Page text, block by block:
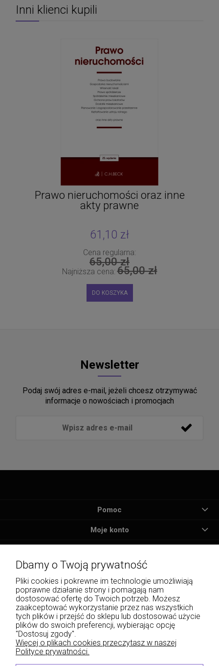
Inni klienci kupili
Prawo nieruchomości oraz inne
akty prawne
61,10 zł
Cena regularna:
65,00 zł
Najniższa cena:65,00 zł
DO KOSZYKA
Newsletter
Podaj swój adres e-mail, jeżeli chcesz otrzymywać
informacje o nowościach i promocjach
Pomoc
Moje konto
Informacje
O nas
Wojciech Naja - Księgarnia Sądowa, Krakowskie Przedmieście 43, 20-076 Lublin | e-
mail: info@lexliber.pl | tel.: +48 513 959 100
Dbamy o Twoją prywatność
Pliki cookies i pokrewne im technologie umożliwiają
poprawne działanie strony i pomagają nam
dostosować ofertę do Twoich potrzeb. Możesz
zaakceptować wykorzystanie przez nas wszystkich
tych plików i przejść do sklepu lub dostosować użycie
plików do swoich preferencji, wybierając opcję
"Dostosuj zgody".
Więcej o plikach cookies przeczytasz w naszej
Polityce prywatności.